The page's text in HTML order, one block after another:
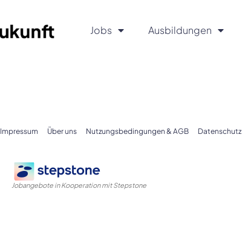
Jobs Ausbildungen
Impressum Über uns Nutzungsbedingungen & AGB Datenschutz
Jobangebote in Kooperation mit Stepstone